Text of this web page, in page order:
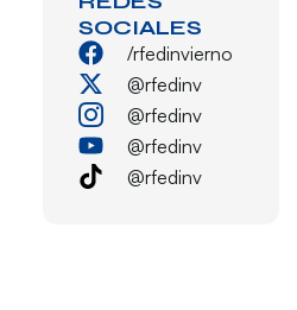
SOCIALES
/rfedinvierno
@rfedinv
@rfedinv
@rfedinv
@rfedinv